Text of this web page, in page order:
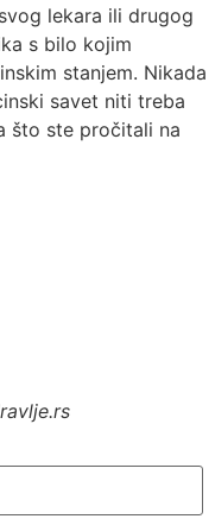
lekara ili drugog
s bilo kojim
stanjem. Nikada
savet niti treba
što ste pročitali na